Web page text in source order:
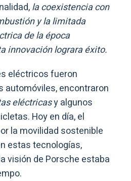
la coexistencia con
y la limitada
de la época
innovación lograra éxito.
eléctricos fueron
automóviles, encontraron
eléctricasy algunos
Hoy en día, el
la movilidad sostenible
estas tecnologías,
visión de Porsche estaba